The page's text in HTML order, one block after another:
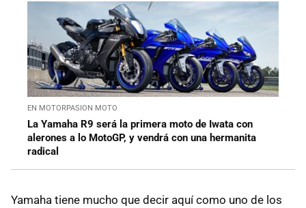
EN MOTORPASION MOTO
La Yamaha R9 será la primera moto de Iwata con
alerones a lo MotoGP, y vendrá con una hermanita
radical
Yamaha tiene mucho que decir aquí como uno de los